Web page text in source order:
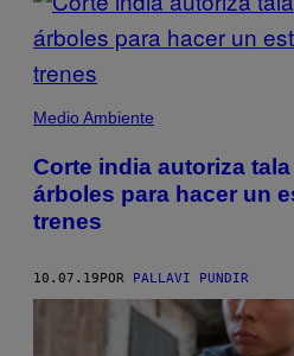
Medio Ambiente
Corte india autoriza
árboles para hacer un
trenes
10.07.19POR PALLAVI PUNDIR